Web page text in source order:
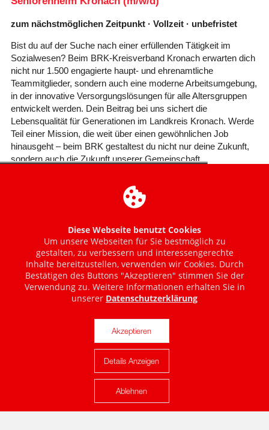
Karte anzeigen
Diese Webseite benutzt Cookies
Um unsere Webseiten für Sie bestmöglich zu
gestalten, zu verbessern und interessengerechte
Inhalte bereitzustellen, verwenden wir Cookies. Durch
Bestätigen des Buttons "Akzeptieren" stimmen Sie der
Verwendung zu. Weitere Informationen erhalten Sie in
unserer Datenschutzerklärung
Akzeptieren
Details Anzeigen
Ablehnen